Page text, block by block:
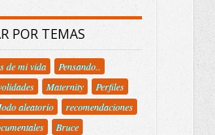
POR TEMAS
de mi vida
Pensando..
Maternity
Perfiles
aleatorio
recomendaciones
Bruce